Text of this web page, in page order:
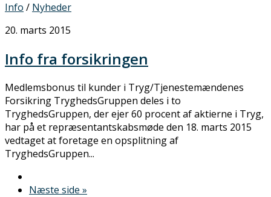
Info / Nyheder
20. marts 2015
Info fra forsikringen
Medlemsbonus til kunder i Tryg/Tjenestemændenes
Forsikring TryghedsGruppen deles i to
TryghedsGruppen, der ejer 60 procent af aktierne i Tryg,
har på et repræsentantskabsmøde den 18. marts 2015
vedtaget at foretage en opsplitning af
TryghedsGruppen...
Næste side »